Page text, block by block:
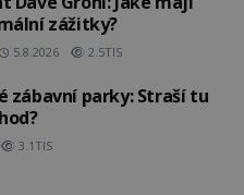
zážitky?
5.8.2026 2.5TIS
zábavní parky: Straší tu
3.1TIS